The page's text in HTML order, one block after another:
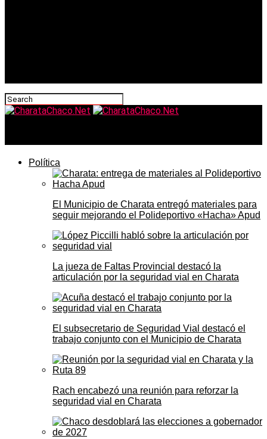
Política
El Municipio de Charata entregó materiales para
seguir mejorando el Polideportivo «Hacha» Apud
La jueza de Faltas Provincial destacó la
articulación por la seguridad vial en Charata
El subsecretario de Seguridad Vial destacó el
trabajo conjunto con el Municipio de Charata
Rach encabezó una reunión para reforzar la
seguridad vial en Charata